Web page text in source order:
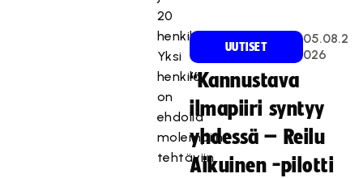
20
henkilöä.
Yksi
henkilö
on
ehdolla
molempiin
tehtäviin.
e
t
y
,
k
UUTISET
05.08.2
026
“Kannustava
ilmapiiri syntyy
yhdessä – Reilu
Aikuinen -pilotti